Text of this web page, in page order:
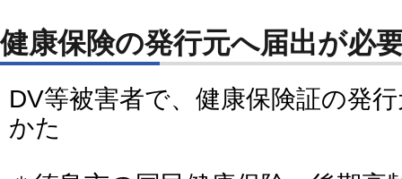
健康保険の発行元へ届出が必
DV等被害者で、健康保険証の発
かた